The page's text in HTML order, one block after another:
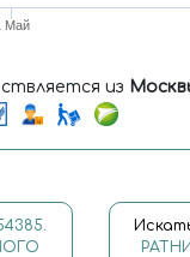
Май
из